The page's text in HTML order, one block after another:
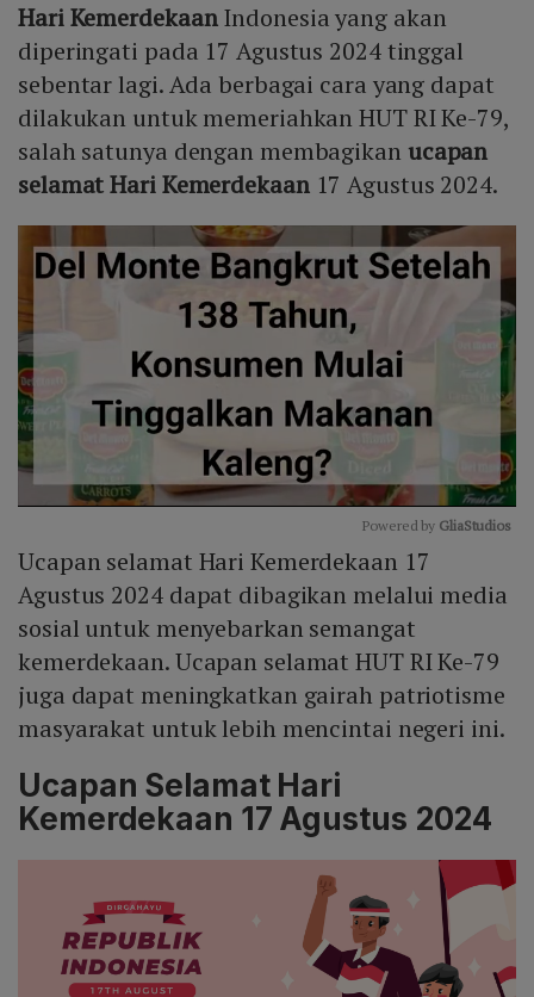
Hari KemerdekaanIndonesia yang akan
diperingati pada 17 Agustus 2024 tinggal
sebentar lagi. Ada berbagai cara yang dapat
dilakukan untuk memeriahkan HUT RI Ke-79,
salah satunya dengan membagikan ucapan
selamat Hari Kemerdekaan 17 Agustus 2024.
Powered by GliaStudios
Ucapan selamat Hari Kemerdekaan 17
Agustus 2024 dapat dibagikan melalui media
sosial untuk menyebarkan semangat
kemerdekaan. Ucapan selamat HUT RI Ke-79
juga dapat meningkatkan gairah patriotisme
masyarakat untuk lebih mencintai negeri ini.
Ucapan Selamat Hari
Kemerdekaan 17 Agustus 2024